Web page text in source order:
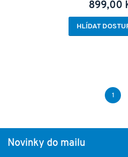
899,00
HLÍDAT
1
Novinky do mailu